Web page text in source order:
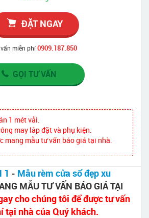
ĐẶT NGAY
miễn phí0909.187.850
GỌI TƯ VẤN
1 mét vải.
may lắp đặt và phụ kiện.
mang mẫu tư vấn báo giá tại nhà.
1 - Mẫu rèm cửa sổ đẹp xu
MẪU TƯ VẤN BÁO GIÁ TẠI
cho chúng tôi để được tư vấn
tại nhà của Quý khách.